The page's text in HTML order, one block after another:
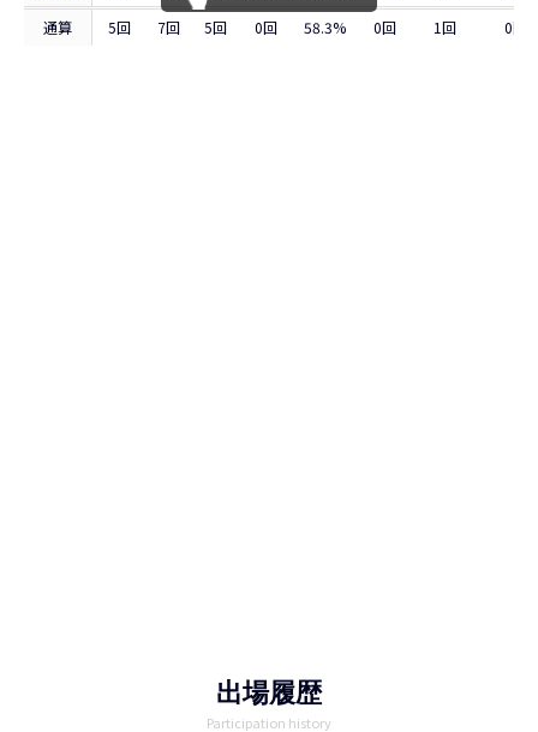
通算
5回 7回 5回 0回 58.3% 0回 1回 0回
出場履歴
Participation history